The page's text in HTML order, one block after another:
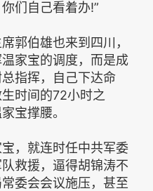
们自己看着办!”
郭伯雄也来到四川，
家宝的调度，而是成
指挥，自己下达命
时间的72小时之
宝撑腰。
，就连时任中共军委
救援，逼得胡锦涛不
委会会议施压，甚至